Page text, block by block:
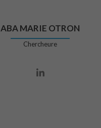
ABA MARIE OTRON
Chercheure
Lien Linkedin